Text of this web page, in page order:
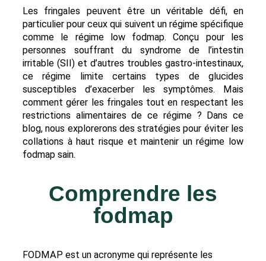
Les fringales peuvent être un véritable défi, en
particulier pour ceux qui suivent un régime spécifique
comme le régime low fodmap. Conçu pour les
personnes souffrant du syndrome de l’intestin
irritable (SII) et d’autres troubles gastro-intestinaux,
ce régime limite certains types de glucides
susceptibles d’exacerber les symptômes. Mais
comment gérer les fringales tout en respectant les
restrictions alimentaires de ce régime ? Dans ce
blog, nous explorerons des stratégies pour éviter les
collations à haut risque et maintenir un régime low
fodmap sain.
Comprendre les
fodmap
FODMAP est un acronyme qui représente les